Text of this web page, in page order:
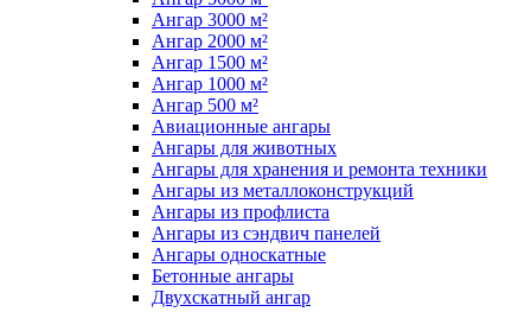
Ангар 3000 м²
Ангар 2000 м²
Ангар 1500 м²
Ангар 1000 м²
Ангар 500 м²
Авиационные ангары
Ангары для животных
Ангары для хранения и ремонта техники
Ангары из металлоконструкций
Ангары из профлиста
Ангары из сэндвич панелей
Ангары односкатные
Бетонные ангары
Двухскатный ангар